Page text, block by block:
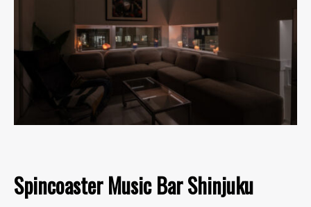
Spincoaster Music Bar Shinjuku